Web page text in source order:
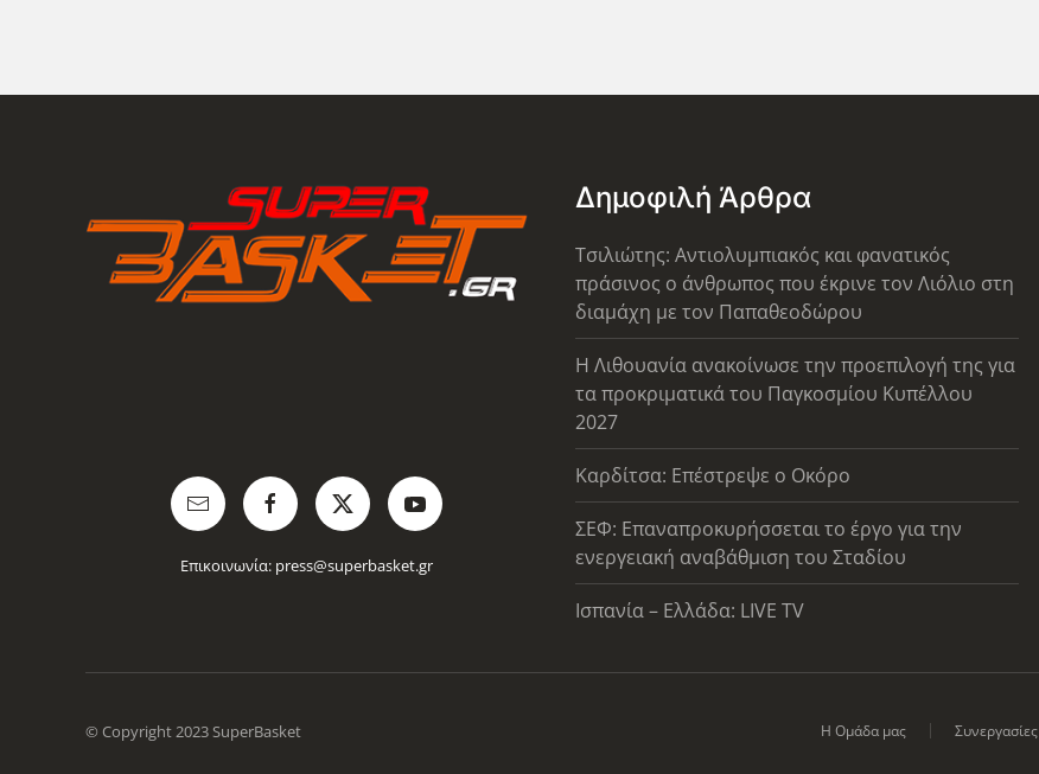
Επικοινωνία: press@superbasket.gr
Δημοφιλή Άρθρα
Τσιλιώτης: Αντιολυμπιακός και φανατικός
πράσινος ο άνθρωπος που έκρινε τον Λιόλιο στη
διαμάχη με τον Παπαθεοδώρου
Η Λιθουανία ανακοίνωσε την προεπιλογή της για
τα προκριματικά του Παγκοσμίου Κυπέλλου
2027
Καρδίτσα: Επέστρεψε ο Οκόρο
ΣΕΦ: Επαναπροκυρήσσεται το έργο για την
ενεργειακή αναβάθμιση του Σταδίου
Ισπανία – Ελλάδα: LIVE TV
© Copyright 2023 SuperBasket Η Ομάδα μας Συνεργασίες